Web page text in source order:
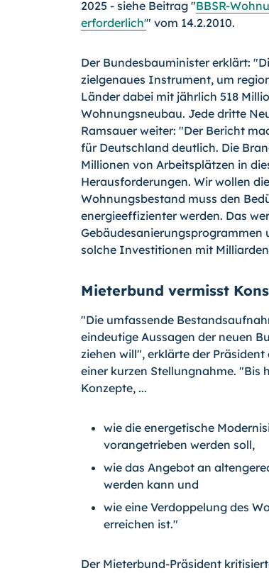
2025 - siehe Beitrag "BBSR-
erforderlich'" vom 14.2.2010.
Der Bundesbauminister erklärt:
zielgenaues Instrument, um
Länder dabei mit jährlich 518
Wohnungsneubau. Jede dritte
Ramsauer weiter: "Der Bericht
für Deutschland deutlich. Die
Millionen von Arbeitsplätzen in
Herausforderungen. Wir wollen
Wohnungsbestand muss den
energieeffizienter werden. Das
Gebäudesanierungsprogrammen
solche Investitionen mit
Mieterbund vermisst
"Die umfassende
eindeutige Aussagen der neuen
ziehen will", erklärte der Präsident
einer kurzen Stellungnahme. "Bis
Konzepte, ...
wie die energetische
vorangetrieben werden soll,
wie das Angebot an
werden kann und
wie eine Verdoppelung des
erreichen ist."
Der Mieterbund-Präsident